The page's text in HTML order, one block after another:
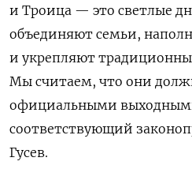
и Троица — это светлые
объединяют семьи,
и укрепляют
Мы считаем, что они
официальными
соответствующий
Гусев.